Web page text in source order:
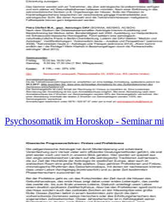
Psychosomatik im Horoskop - Seminar